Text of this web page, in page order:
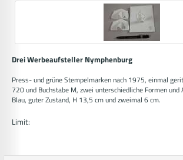
Drei Werbeaufsteller Nymphenburg
Press- und grüne Stempelmarken nach 1975, einmal
720 und Buchstabe M, zwei unterschiedliche Formen und
Blau, guter Zustand, H 13,5 cm und zweimal 6 cm.
Limit: